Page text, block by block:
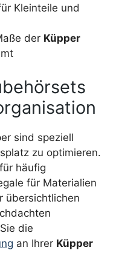
Kleinteile und
der Küpper
sind speziell
zu optimieren.
häufig
für Materialien
übersichtlichen
die
an Ihrer Küpper